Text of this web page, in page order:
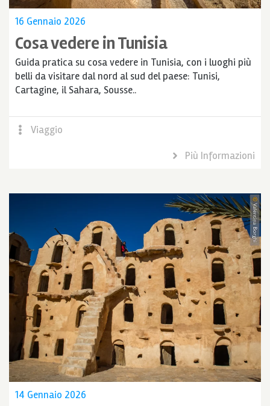
16 Gennaio 2026
Cosa vedere in Tunisia
Guida pratica su cosa vedere in Tunisia, con i luoghi più
belli da visitare dal nord al sud del paese: Tunisi,
Cartagine, il Sahara, Sousse..
Viaggio
Più Informazioni
14 Gennaio 2026